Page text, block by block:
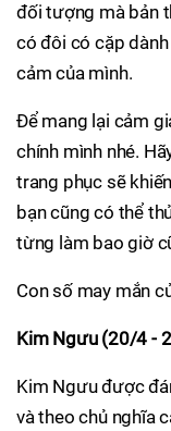
đối tượng mà bản
có đôi có cặp
cảm của mình.
Để mang lại cảm
chính mình nhé.
trang phục sẽ
bạn cũng có thể
từng làm bao giờ
Con số may mắn
Kim Ngưu (20/4 -
Kim Ngưu được
và theo chủ nghĩa